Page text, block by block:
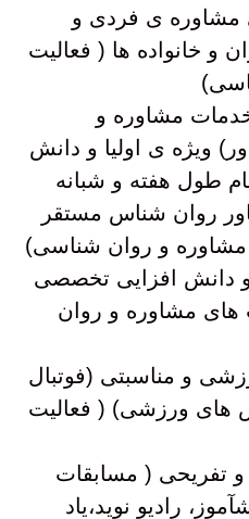
مشاوره ی فردی و
و خانواده ها ( فعالیت
خدمات مشاوره و
ویژه ی اولیا و دانش
طول هفته و شبانه
روان شناس مستقر
و روان شناسی)
و دانش افزایی تخصصی
های مشاوره و روان
و مناسبتی (فوتبال
های ورزشی) ( فعالیت
و تفریحی ( مسابقات
رادیو نوید،یاد